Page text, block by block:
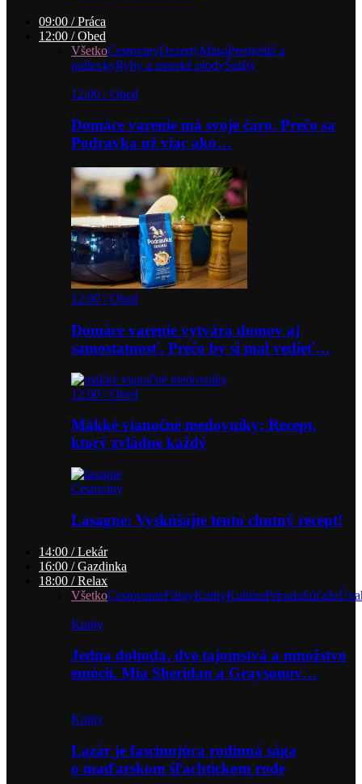
09:00 / Práca
12:00 / Obed
VšetkoCestovinyDezertyMäsoPredjedlá a
polievkyRyby a morské plodyŠaláty
12:00 / Obed
Domáce varenie má svoje čaro. Prečo sa
Podravka už viac ako…
12:00 / Obed
Domáce varenie vytvára domov aj
samostatnosť. Prečo by si mal vedieť…
12:00 / Obed
Mäkké vianočné medovníky: Recept,
ktorý zvládne každý
Cestoviny
Lasagne: Vyskúšajte tento chutný recept!
14:00 / Lekár
16:00 / Gazdinka
18:00 / Relax
VšetkoCestovanieFilmyKnihyKultúraPrírodaSúťaže
Knihy
Jedna dohoda, dve tajomstvá a množstvo
emócií. Mia Sheridan a Graysonov…
Knihy
Lazár je fascinujúca rodinná sága
o maďarskom šľachtickom rode